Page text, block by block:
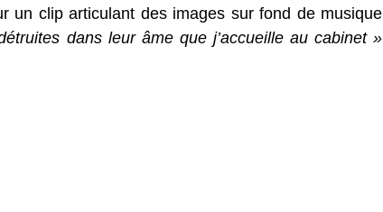
un clip articulant des images sur fond de musique
dans leur âme que j’accueille au cabinet »